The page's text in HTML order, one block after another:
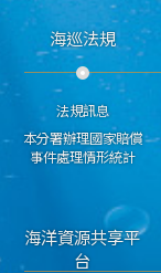
海巡法規
法規訊息
本分署辦理國家賠償
事件處理情形統計
海洋資源共享平
台